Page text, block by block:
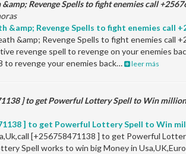
&amp; Revenge Spells to fight enemies call
&amp; Revenge Spells to fight enemies call
&amp; Revenge Spells to fight enemies call
revenge spell to revenge on your enemies
to revenge your enemies back…
leer más
] to get Powerful Lottery Spell to Win
] to get Powerful Lottery Spell to Win
[+256758471138 ] to get Powerful
Spell works to win big Money in